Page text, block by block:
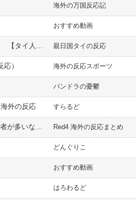
海外の万国反応記
おすすめ動画
親日国タイの反応
） 海外の反応スポーツ
パンドラの憂鬱
外の反応 すらるど
Red4 海外の反応まとめ
どんぐりこ
おすすめ動画
はろわるど